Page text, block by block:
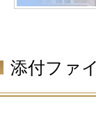
添付ファ